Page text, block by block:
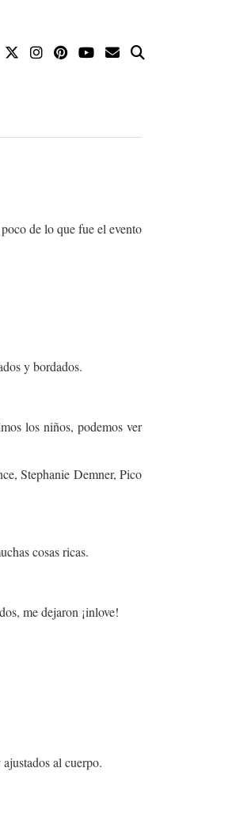
de lo que fue el evento
y bordados.
los niños, podemos ver
Stephanie Demner, Pico
cosas ricas.
me dejaron ¡inlove!
al cuerpo.